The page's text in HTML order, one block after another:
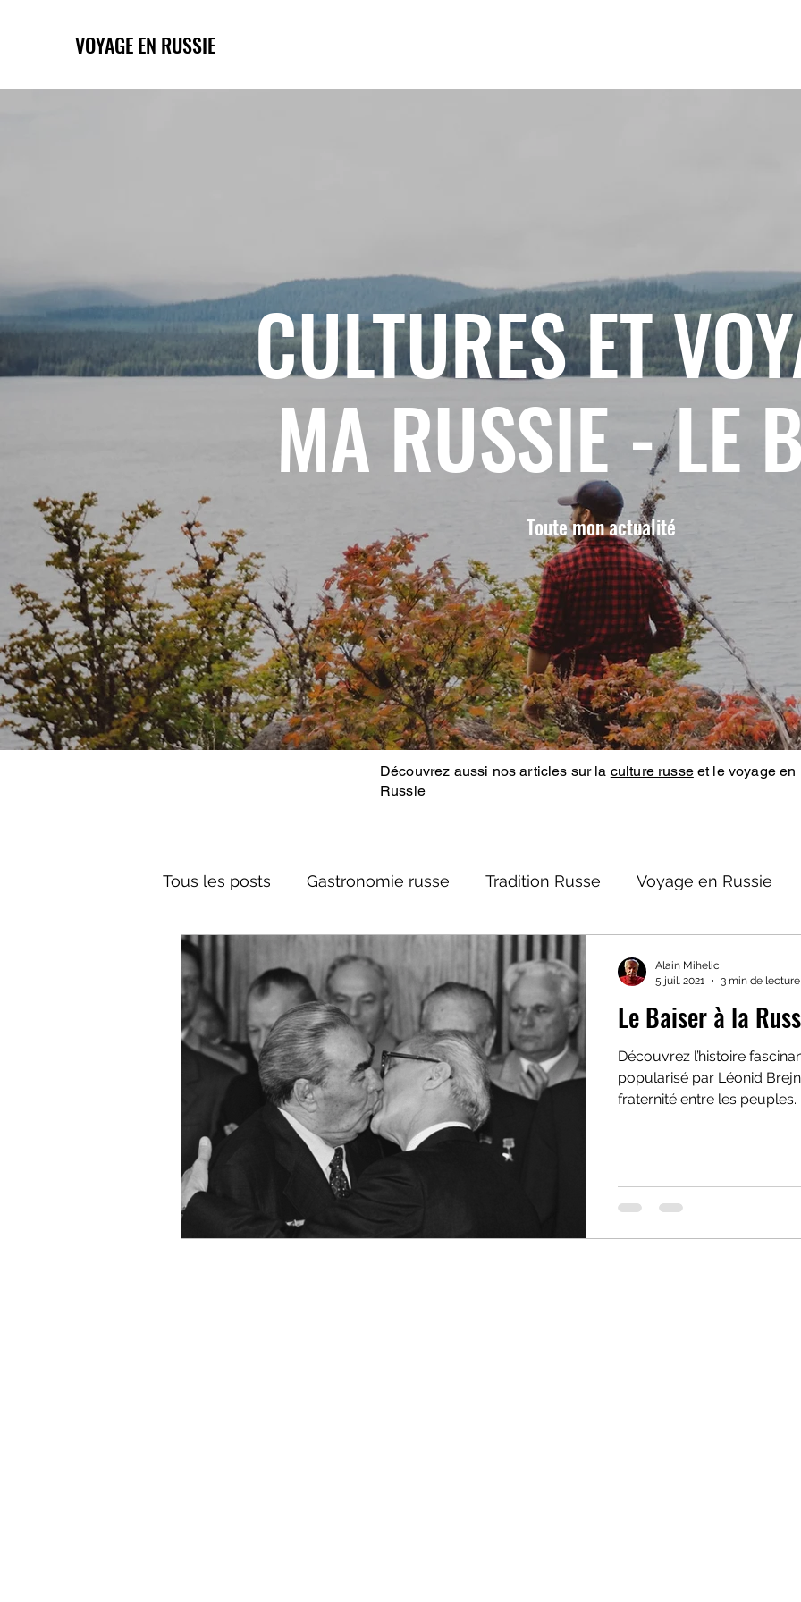
VOYAGE EN RUSSIE
CULTURES ET
MA RUSSIE - LE
Toute mon actualité
Découvrez aussi nos articles sur la culture russeet le voyage en
Russie
Tous les posts Gastronomie russe Tradition Russe Voyage en Russie
Société russe Architecture russe Religions et Mythologies
Culture russe conte fantastique Le Baiser à la
Découvrez l’histoire
popularisé par Léonid
fraternité entre les peuples.
Alain Mihelic
5 juil. 2021
3 min de lecture